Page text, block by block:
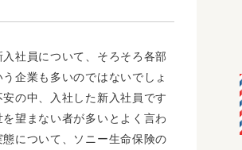
社員について、そろそろ各部
企業も多いのではないでしょ
の中、入社した新入社員です
望まない者が多いとよく言わ
について、ソニー生命保険の